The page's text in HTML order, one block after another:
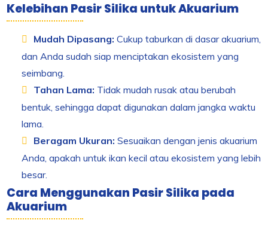
Kelebihan Pasir Silika untuk Akuarium
Mudah Dipasang: Cukup taburkan di dasar akuarium,
dan Anda sudah siap menciptakan ekosistem yang
seimbang.
Tahan Lama: Tidak mudah rusak atau berubah
bentuk, sehingga dapat digunakan dalam jangka waktu
lama.
Beragam Ukuran: Sesuaikan dengan jenis akuarium
Anda, apakah untuk ikan kecil atau ekosistem yang lebih
besar.
Cara Menggunakan Pasir Silika pada
Akuarium